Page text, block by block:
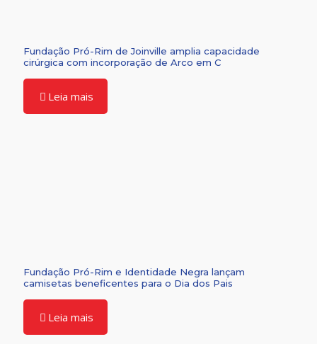
Fundação Pró-Rim de Joinville amplia capacidade
cirúrgica com incorporação de Arco em C
Leia mais
Fundação Pró-Rim e Identidade Negra lançam
camisetas beneficentes para o Dia dos Pais
Leia mais